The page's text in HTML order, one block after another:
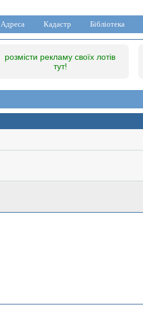
Адреса Кадастр Бібліотека
розмісти рекламу своїх лотів
тут!